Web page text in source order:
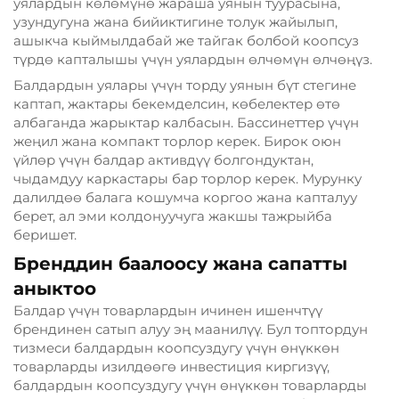
узундугуна жана бийиктигине толук жайылып,
ашыкча кыймылдабай же тайгак болбой коопсуз
түрдө капталышы үчүн уялардын өлчөмүн өлчөңүз.
Балдардын уялары үчүн торду уянын бүт стегине
каптап, жактары бекемделсин, көбелектер өтө
албаганда жарыктар калбасын. Бассинеттер үчүн
жеңил жана компакт торлор керек. Бирок оюн
үйлөр үчүн балдар активдүү болгондуктан,
чыдамдуу каркастары бар торлор керек. Мурунку
далилдөө балага кошумча коргоо жана капталуу
берет, ал эми колдонуучуга жакшы тажрыйба
беришет.
Бренддин баалоосу жана сапатты
аныктоо
Балдар үчүн товарлардын ичинен ишенчтүү
брендинен сатып алуу эң маанилүү. Бул топтордун
тизмеси балдардын коопсуздугу үчүн өнүккөн
товарларды изилдөөгө инвестиция киргизүү,
балдардын коопсуздугу үчүн өнүккөн товарларды